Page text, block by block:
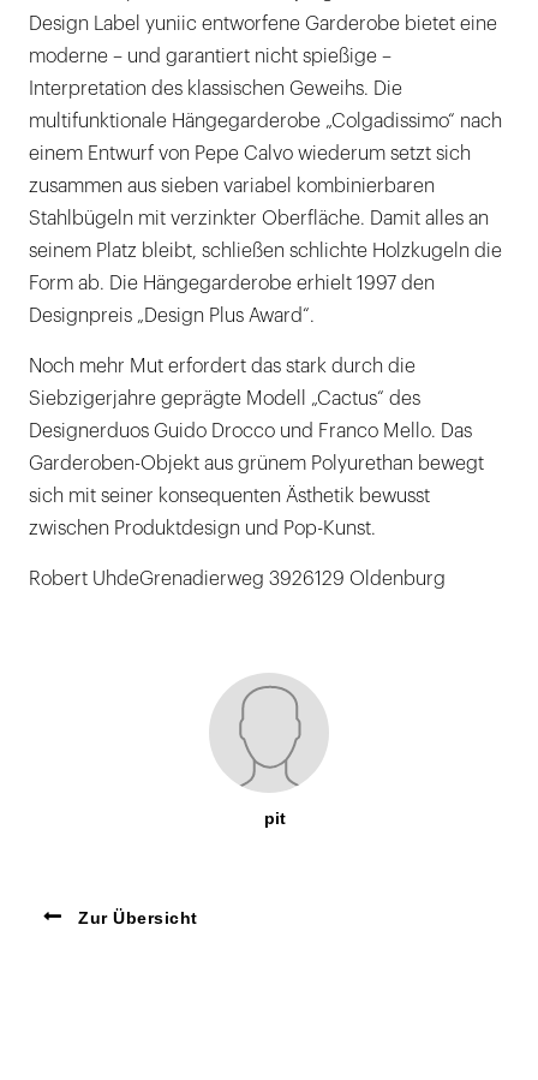
Design Label yuniic entworfene Garderobe bietet eine
moderne – und garantiert nicht spießige –
Interpretation des klassischen Geweihs. Die
multifunktionale Hängegarderobe „Colgadissimo“ nach
einem Entwurf von Pepe Calvo wiederum setzt sich
zusammen aus sieben variabel kombinierbaren
Stahlbügeln mit verzinkter Oberfläche. Damit alles an
seinem Platz bleibt, schließen schlichte Holzkugeln die
Form ab. Die Hängegarderobe erhielt 1997 den
Designpreis „Design Plus Award“.
Noch mehr Mut erfordert das stark durch die
Siebzigerjahre geprägte Modell „Cactus“ des
Designerduos Guido Drocco und Franco Mello. Das
Garderoben-Objekt aus grünem Polyurethan bewegt
sich mit seiner konsequenten Ästhetik bewusst
zwischen Produktdesign und Pop-Kunst.
Robert UhdeGrenadierweg 3926129 Oldenburg
pit
Zur Übersicht